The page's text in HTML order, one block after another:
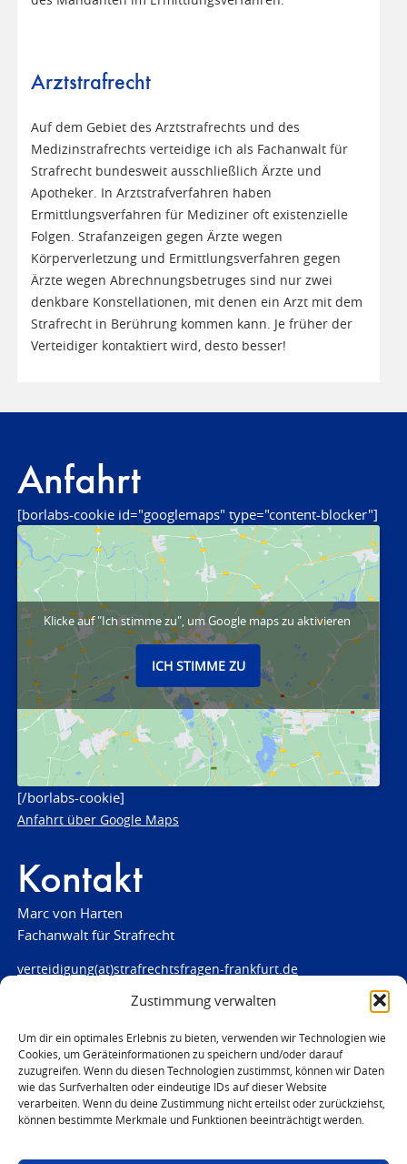
Zustimmung verwalten
Um dir ein optimales Erlebnis zu bieten, verwenden wir Technologien wie
Cookies, um Geräteinformationen zu speichern und/oder darauf
zuzugreifen. Wenn du diesen Technologien zustimmst, können wir Daten
wie das Surfverhalten oder eindeutige IDs auf dieser Website
verarbeiten. Wenn du deine Zustimmung nicht erteilst oder zurückziehst,
können bestimmte Merkmale und Funktionen beeinträchtigt werden.
Arztstrafrecht
Auf dem Gebiet des Arztstrafrechts und des
Medizinstrafrechts verteidige ich als Fachanwalt für
Strafrecht bundesweit ausschließlich Ärzte und
Apotheker. In Arztstrafverfahren haben
Ermittlungsverfahren für Mediziner oft existenzielle
Folgen. Strafanzeigen gegen Ärzte wegen
Körperverletzung und Ermittlungsverfahren gegen
Ärzte wegen Abrechnungsbetruges sind nur zwei
denkbare Konstellationen, mit denen ein Arzt mit dem
Strafrecht in Berührung kommen kann. Je früher der
Verteidiger kontaktiert wird, desto besser!
Anfahrt
[borlabs-cookie id="googlemaps" type="content-blocker"]
Klicke auf "Ich stimme zu", um Google maps zu aktivieren
ICH STIMME ZU
[/borlabs-cookie]
Anfahrt über Google Maps
Kontakt
Marc von Harten
Fachanwalt für Strafrecht
verteidigung(at)strafrechtsfragen-frankfurt.de
www.strafrechtsfragen-frankfurt.de
Louisenstraße 84
61348 Bad Homburg
Telefon:06172 - 66 28 00
Telefax: 06172 - 66 28 01
0171 - 691 67 67